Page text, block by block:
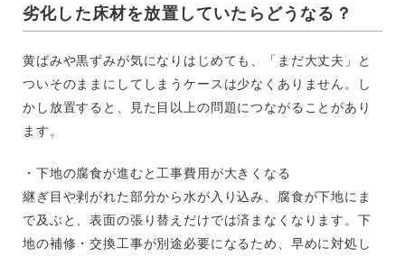
劣化した床材を放置していたらどうなる？
黄ばみや黒ずみが気になりはじめても、「まだ大丈夫」と
ついそのままにしてしまうケースは少なくありません。し
かし放置すると、見た目以上の問題につながることがあり
ます。
・下地の腐食が進むと工事費用が大きくなる
継ぎ目や剥がれた部分から水が入り込み、腐食が下地にま
で及ぶと、表面の張り替えだけでは済まなくなります。下
地の補修・交換工事が別途必要になるため、早めに対処し